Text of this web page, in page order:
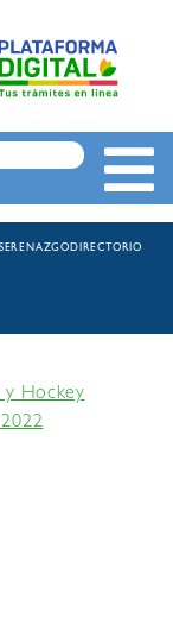
DIRECTORIO
y Hockey